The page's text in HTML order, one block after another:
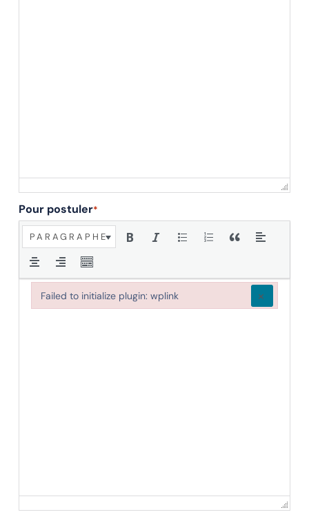
Pour postuler*
PARAGRAPHE
Failed to initialize plugin: wplink ×
Failed to initialize plugin: wplink